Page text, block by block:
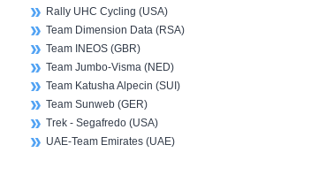
Rally UHC Cycling (USA)
Team Dimension Data (RSA)
Team INEOS (GBR)
Team Jumbo-Visma (NED)
Team Katusha Alpecin (SUI)
Team Sunweb (GER)
Trek - Segafredo (USA)
UAE-Team Emirates (UAE)